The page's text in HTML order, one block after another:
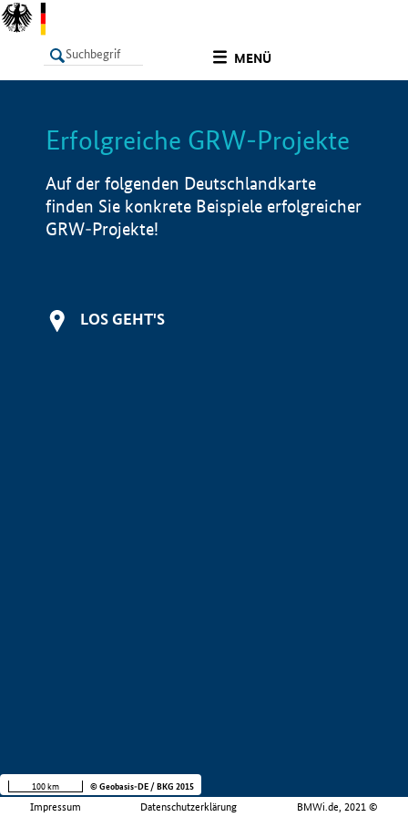
MENÜ
LISTE Info
Erfolgreiche GRW-Projekte
Auf der folgenden Deutschlandkarte
finden Sie konkrete Beispiele erfolgreicher
GRW-Projekte!
LOS GEHT'S
Impressum Datenschutzerklärung BMWi.de, 2021 ©
100 km © Geobasis-DE / BKG 2015